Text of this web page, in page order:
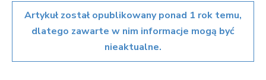
Artykuł został opublikowany ponad 1 rok temu,
dlatego zawarte w nim informacje mogą być
nieaktualne.